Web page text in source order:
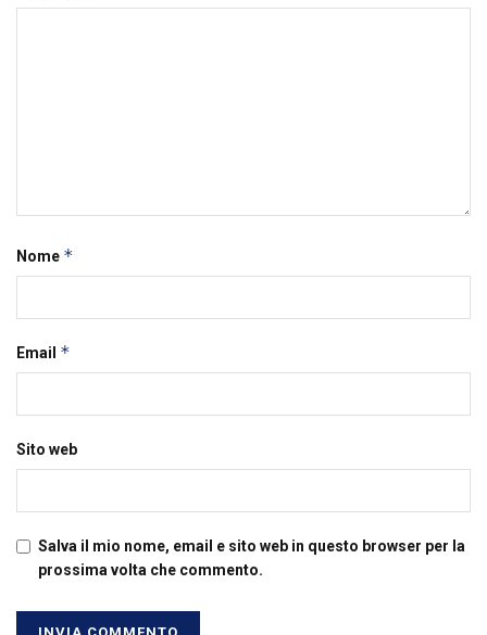
Nome *
Email *
Sito web
Salva il mio nome, email e sito web in questo browser per la
prossima volta che commento.